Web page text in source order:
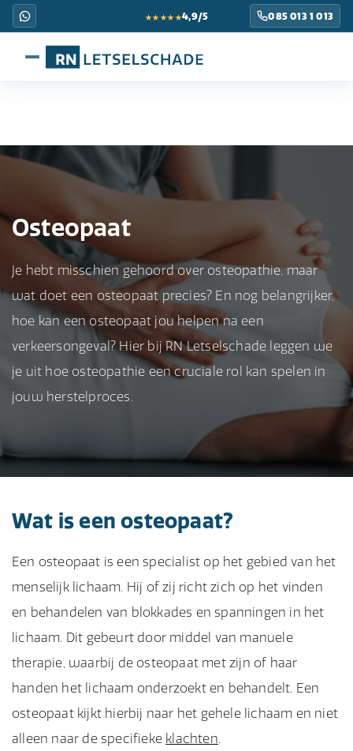
★★★★★4,9/5 085 013 1 013
Osteopaat
Je hebt misschien gehoord over osteopathie, maar
wat doet een osteopaat precies? En nog belangrijker,
hoe kan een osteopaat jou helpen na een
verkeersongeval? Hier bij RN Letselschade leggen we
je uit hoe osteopathie een cruciale rol kan spelen in
jouw herstelproces.
Wat is een osteopaat?
Een osteopaat is een specialist op het gebied van het
menselijk lichaam. Hij of zij richt zich op het vinden
en behandelen van blokkades en spanningen in het
lichaam. Dit gebeurt door middel van manuele
therapie, waarbij de osteopaat met zijn of haar
handen het lichaam onderzoekt en behandelt. Een
osteopaat kijkt hierbij naar het gehele lichaam en niet
alleen naar de specifieke klachten.